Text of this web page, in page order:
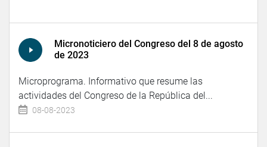
Micronoticiero del Congreso del 8 de agosto
de 2023
Microprograma. Informativo que resume las
actividades del Congreso de la República del...
08-08-2023